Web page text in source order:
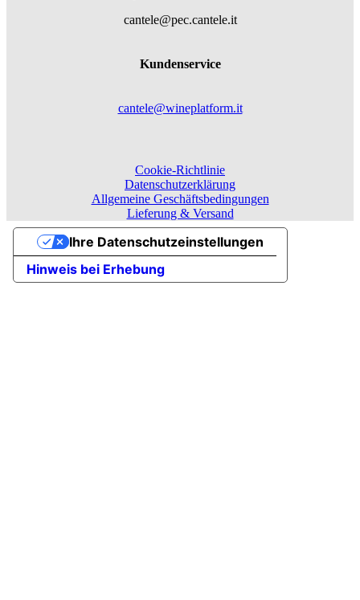
cantele@pec.cantele.it
Kundenservice
cantele@wineplatform.it
Cookie-Richtlinie
Datenschutzerklärung
Allgemeine Geschäftsbedingungen
Lieferung & Versand
Hinweis bei Erhebung
Ihre Datenschutzeinstellungen